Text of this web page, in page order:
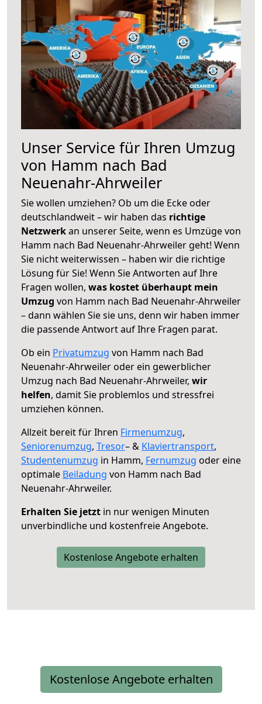
Unser Service für Ihren Umzug
von Hamm nach Bad
Neuenahr-Ahrweiler
Sie wollen umziehen? Ob um die Ecke oder
deutschlandweit – wir haben das richtige
Netzwerkan unserer Seite, wenn es Umzüge von
Hamm nach Bad Neuenahr-Ahrweiler geht! Wenn
Sie nicht weiterwissen – haben wir die richtige
Lösung für Sie! Wenn Sie Antworten auf Ihre
Fragen wollen, was kostet überhaupt mein
Umzug von Hamm nach Bad Neuenahr-Ahrweiler
– dann wählen Sie sie uns, denn wir haben immer
die passende Antwort auf Ihre Fragen parat.
Ob ein Privatumzug von Hamm nach Bad
Neuenahr-Ahrweiler oder ein gewerblicher
Umzug nach Bad Neuenahr-Ahrweiler, wir
helfen, damit Sie problemlos und stressfrei
umziehen können.
Allzeit bereit für Ihren Firmenumzug,
Seniorenumzug, Tresor– & Klaviertransport,
Studentenumzug in Hamm, Fernumzug oder eine
optimale Beiladung von Hamm nach Bad
Neuenahr-Ahrweiler.
Erhalten Sie jetzt in nur wenigen Minuten
unverbindliche und kostenfreie Angebote.
Kostenlose Angebote erhalten
Kostenlose Angebote erhalten